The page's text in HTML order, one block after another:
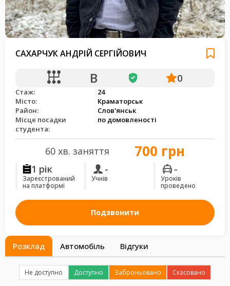
САХАРЧУК АНДРІЙ СЕРГІЙОВИЧ
B 0
Стаж:
24
Місто:
Краматорськ
Район:
Слов'янськ
Місце посадки
студента:
по домовленості
60 хв. заняття 700 грн
1 рік
Зареєстрований
на платформі
-
Учнів
-
Уроків
проведено
Подзвонити
Розклад Автомобіль Відгуки
Не доступно Доступно Заброньовано Скасовано